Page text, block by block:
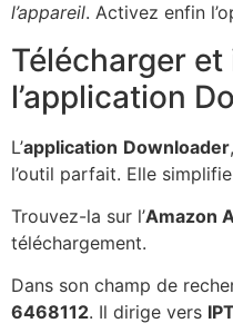
l’appareil. Activez enfin
Télécharger
l’application
L’application Downloader
l’outil parfait. Elle simplifie
Trouvez-la sur l’Amazon
téléchargement.
Dans son champ de
6468112. Il dirige vers